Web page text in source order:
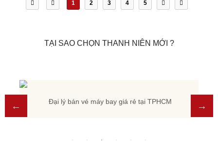
1 2 3 4 5
TẠI SAO CHỌN THANH NIÊN MỚI ?
Đại lý bán vé máy bay giá rẻ tại TPHCM